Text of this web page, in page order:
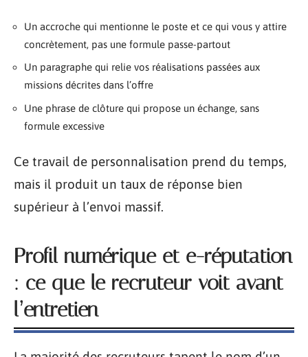
Un accroche qui mentionne le poste et ce qui vous y attire
concrètement, pas une formule passe-partout
Un paragraphe qui relie vos réalisations passées aux
missions décrites dans l’offre
Une phrase de clôture qui propose un échange, sans
formule excessive
Ce travail de personnalisation prend du temps,
mais il produit un taux de réponse bien
supérieur à l’envoi massif.
Profil numérique et e-réputation
: ce que le recruteur voit avant
l’entretien